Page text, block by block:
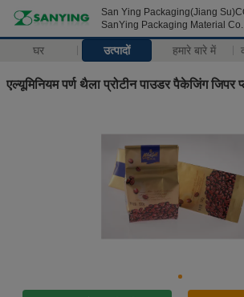
San Ying Packaging(Jiang
SanYing Packaging Material
घर उत्पादों हमारे बारे में
एल्यूमिनियम पर्ण थैला प्रोटीन पाउडर पैकेजिंग जिपर